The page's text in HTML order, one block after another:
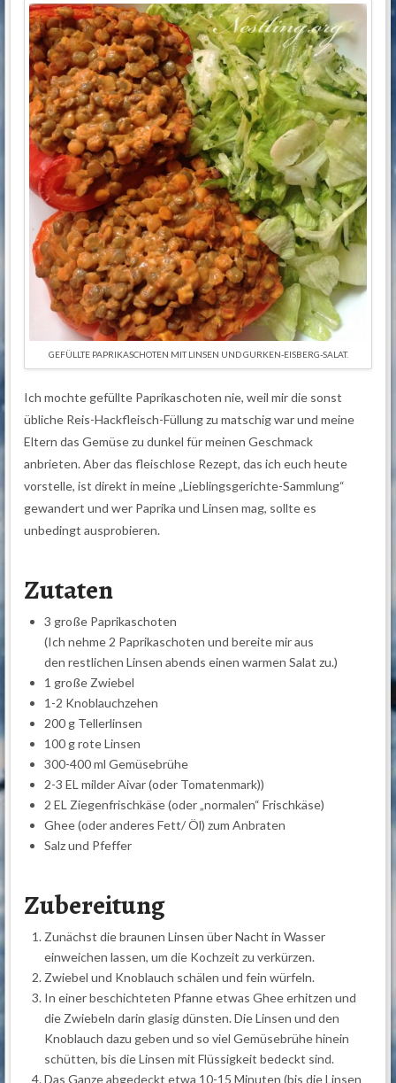
GEFÜLLTE PAPRIKASCHOTEN MIT LINSEN UND GURKEN-EISBERG-SALAT.
Ich mochte gefüllte Paprikaschoten nie, weil mir die sonst
übliche Reis-Hackfleisch-Füllung zu matschig war und meine
Eltern das Gemüse zu dunkel für meinen Geschmack
anbrieten. Aber das fleischlose Rezept, das ich euch heute
vorstelle, ist direkt in meine „Lieblingsgerichte-Sammlung“
gewandert und wer Paprika und Linsen mag, sollte es
unbedingt ausprobieren.
Zutaten
3 große Paprikaschoten
(Ich nehme 2 Paprikaschoten und bereite mir aus
den restlichen Linsen abends einen warmen Salat zu.)
1 große Zwiebel
1-2 Knoblauchzehen
200 g Tellerlinsen
100 g rote Linsen
300-400 ml Gemüsebrühe
2-3 EL milder Aivar (oder Tomatenmark))
2 EL Ziegenfrischkäse (oder „normalen“ Frischkäse)
Ghee (oder anderes Fett/ Öl) zum Anbraten
Salz und Pfeffer
Zubereitung
Zunächst die braunen Linsen über Nacht in Wasser
einweichen lassen, um die Kochzeit zu verkürzen.
Zwiebel und Knoblauch schälen und fein würfeln.
In einer beschichteten Pfanne etwas Ghee erhitzen und
die Zwiebeln darin glasig dünsten. Die Linsen und den
Knoblauch dazu geben und so viel Gemüsebrühe hinein
schütten, bis die Linsen mit Flüssigkeit bedeckt sind.
Das Ganze abgedeckt etwa 10-15 Minuten (bis die Linsen